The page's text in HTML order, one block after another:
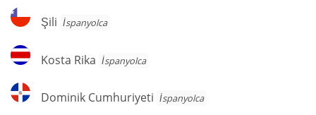
Şili
Şili İspanyolca
Kosta
Rika
Kosta Rika İspanyolca
Dominik
Cumhuriyeti
Dominik Cumhuriyeti İspanyolca